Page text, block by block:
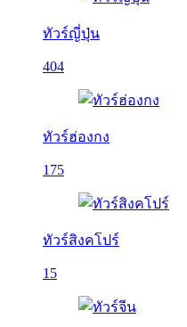
ทัวร์ญี่ปุ่น
404
ทัวร์ฮ่องกง
175
ทัวร์สิงคโปร์
15